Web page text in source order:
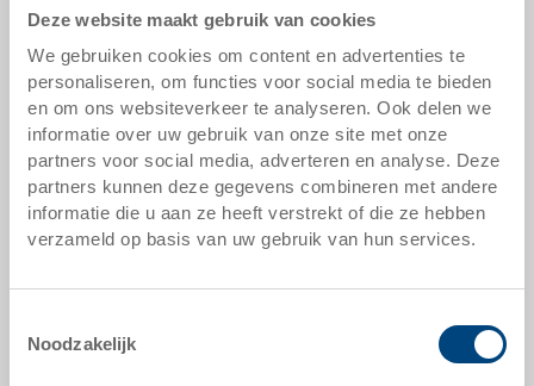
Deze website maakt gebruik van cookies
We gebruiken cookies om content en advertenties te
personaliseren, om functies voor social media te bieden
en om ons websiteverkeer te analyseren. Ook delen we
informatie over uw gebruik van onze site met onze
partners voor social media, adverteren en analyse. Deze
partners kunnen deze gegevens combineren met andere
informatie die u aan ze heeft verstrekt of die ze hebben
verzameld op basis van uw gebruik van hun services.
Noodzakelijk
offerte aanvragen
technische gegevens
Eurobak gesloten met 2 gesloten handvatten